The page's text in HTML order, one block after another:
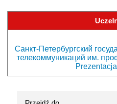
Санкт-Петербургский
телекоммуникаций им.